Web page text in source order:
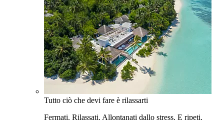
Tutto ciò che devi fare è rilassarti
Fermati. Rilassati. Allontanati dallo stress. E ripeti.